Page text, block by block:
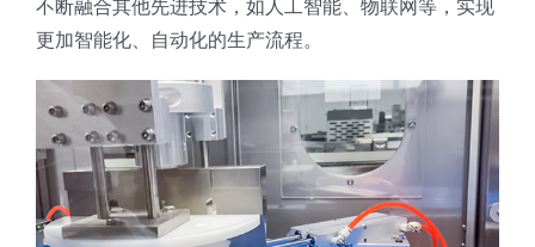
挤出奶酪切片
寿司切割机
冷冻面团切割
牛轧糖切割
阿胶糕切片
谷物棒切割
宠物食品
更加智能化、自动化的生产流程。